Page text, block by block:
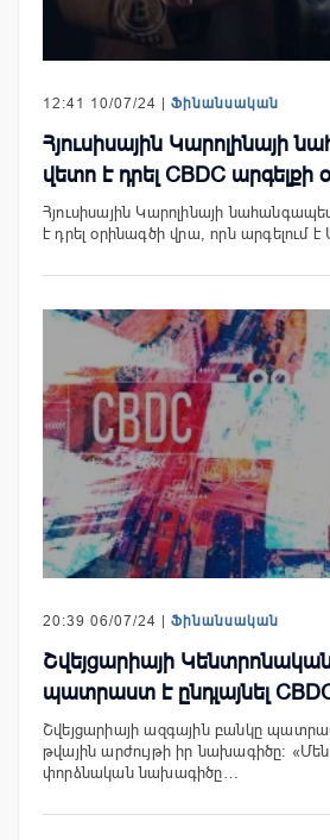
12:41 10/07/24 | Ֆինանսական
Հյուսիսային Կարոլինայի
վետո է դրել CBDC արգելքի
Հյուսիսային Կարոլինայի
է դրել օրինագծի վրա, որն արգելում
20:39 06/07/24 | Ֆինանսական
Շվեյցարիայի
պատրաստ է ընդլայնել
Շվեյցարիայի ազգային բանկը
թվային արժույթի իր նախագիծը:
փորձնական նախագիծը…